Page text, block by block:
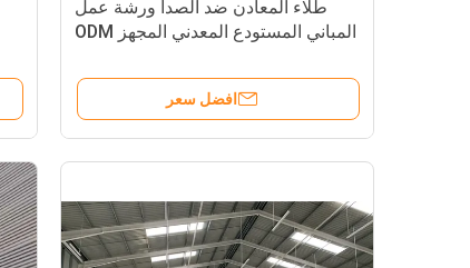
طلاء المعادن ضد الصدأ ورشة عمل
المباني المستودع المعدني المجهز ODM
افضل سعر